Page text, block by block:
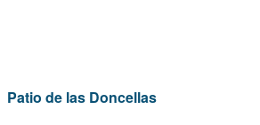
Patio de las Doncellas